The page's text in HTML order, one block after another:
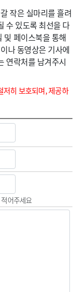
작은 실마리를 흘려
수 있도록 최선을 다
및 페이스북을 통해
나 동영상은 기사에
연락처를 남겨주시
저히 보호되며, 제공하
어주세요